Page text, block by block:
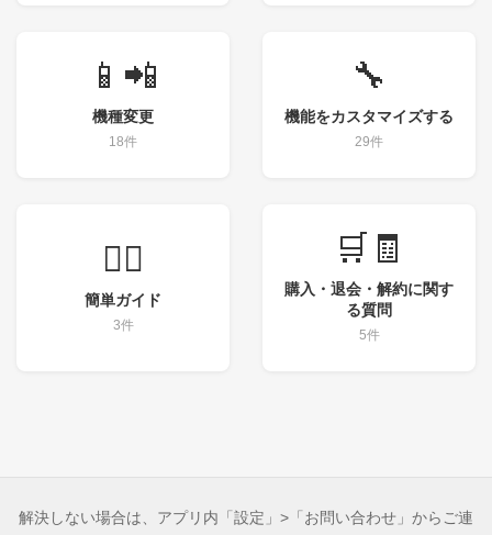
📱📲
機種変更
18件
🔧
機能をカスタマイズする
29件
💁‍♀️
簡単ガイド
3件
🛒🧾
購入・退会・解約に関す
る質問
5件
解決しない場合は、アプリ内「設定」>「お問い合わせ」からご連